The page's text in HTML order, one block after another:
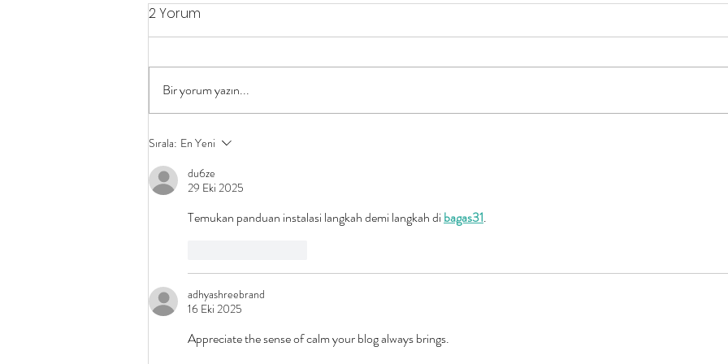
Başarılı Bir İçerik Pazarlama
Kampanyası İçin Bilmeniz
Gerekenler
2 Yorum
Bir yorum yazın...
Sırala: En Yeni
du6ze
29 Eki 2025
Temukan panduan instalasi langkah demi langkah di bagas31.
adhyashreebrand
16 Eki 2025
Appreciate the sense of calm your blog always brings.